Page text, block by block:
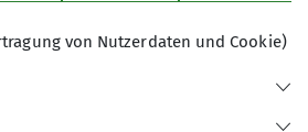
von Nutzerdaten und Cookie)